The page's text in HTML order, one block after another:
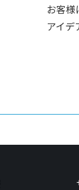
お客様
アイデ